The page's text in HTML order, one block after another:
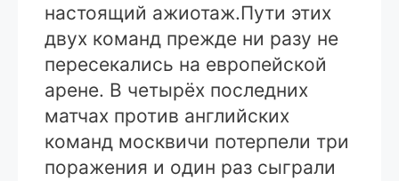
настоящий ажиотаж.Пути этих
двух команд прежде ни разу не
пересекались на европейской
арене. В четырёх последних
матчах против английских
команд москвичи потерпели три
поражения и один раз сыграли